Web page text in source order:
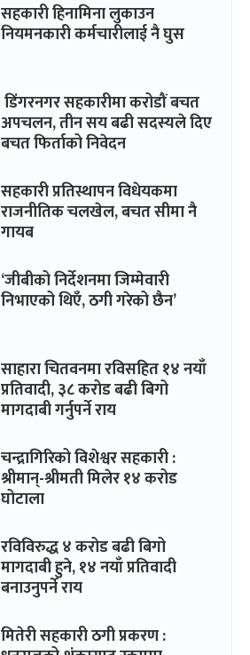
सहकारी हिनामिना लुकाउन
नियमनकारी कर्मचारीलाई नै घुस
डिंगरनगर सहकारीमा करोडौं बचत
अपचलन, तीन सय बढी सदस्यले दिए
बचत फिर्ताको निवेदन
सहकारी प्रतिस्थापन विधेयकमा
राजनीतिक चलखेल, बचत सीमा नै
गायब
‘जीबीको निर्देशनमा जिम्मेवारी
निभाएको थिएँ, ठगी गरेको छैन’
साहारा चितवनमा रविसहित १४ नयाँ
प्रतिवादी, ३८ करोड बढी बिगो
मागदाबी गर्नुपर्ने राय
चन्द्रागिरिको विशेश्वर सहकारी :
श्रीमान्-श्रीमती मिलेर १४ करोड
घोटाला
रविविरुद्ध ४ करोड बढी बिगो
मागदाबी हुने, १४ नयाँ प्रतिवादी
बनाउनुपर्ने राय
मितेरी सहकारी ठगी प्रकरण :